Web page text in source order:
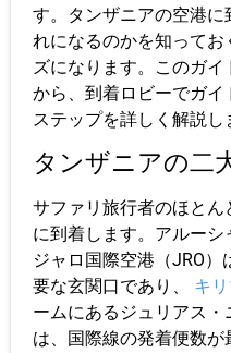
す。タンザニアの空港
れになるのかを知って
ズになります。このガ
から、到着ロビーでガ
ステップを詳しく解説し
タンザニアの二
サファリ旅行者のほと
に到着します。アルー
ジャロ国際空港（JRO
要な玄関口であり、 キ
ームにあるジュリアス・
は、国際線の発着便数